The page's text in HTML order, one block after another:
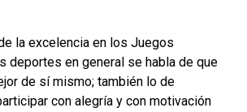
la excelencia en los Juegos
deportes en general se habla de que
de sí mismo; también lo de
con alegría y con motivación